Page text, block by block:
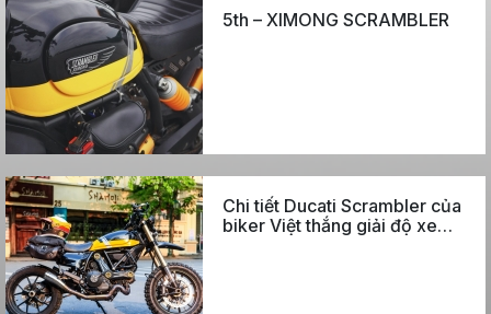
5th – XIMONG SCRAMBLER
Chi tiết Ducati Scrambler của
biker Việt thắng giải độ xe